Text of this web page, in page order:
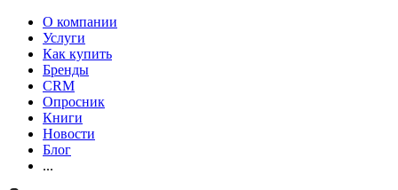
О компании
Услуги
Как купить
Бренды
CRM
Опросник
Книги
Новости
Блог
...